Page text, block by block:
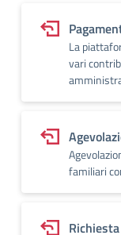
La
vari
familiari